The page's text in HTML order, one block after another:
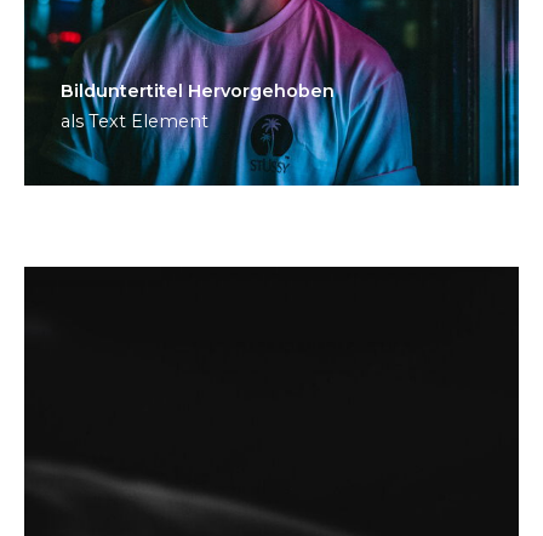
Bild­unter­titel Hervorgehoben
als Text Element